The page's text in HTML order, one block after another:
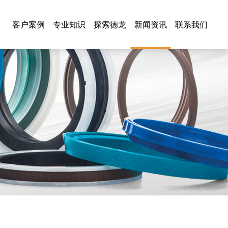
客户案例 专业知识 探索德龙 新闻资讯 联系我们